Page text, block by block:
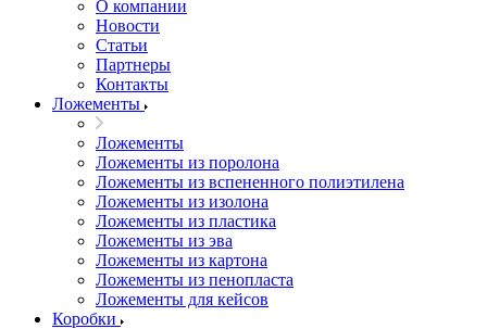
О компании
Новости
Статьи
Партнеры
Контакты
Ложементы
Ложементы
Ложементы из поролона
Ложементы из вспененного полиэтилена
Ложементы из изолона
Ложементы из пластика
Ложементы из эва
Ложементы из картона
Ложементы из пенопласта
Ложементы для кейсов
Коробки